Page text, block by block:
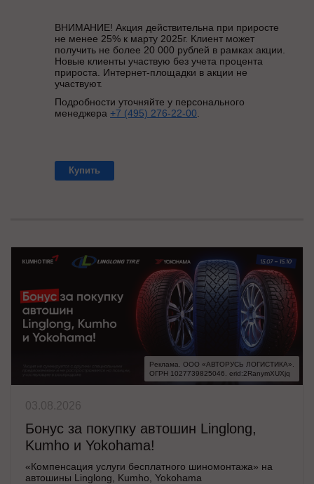
ВНИМАНИЕ! Акция действительна при приросте
не менее 25% к марту 2025г. Клиент может
получить не более 20 000 рублей в рамках акции.
Новые клиенты участвую без учета процента
прироста. Интернет-площадки в акции не
участвуют.
Подробности уточняйте у персонального
менеджера +7 (495) 276-22-00
Купить
Реклама. ООО «АВТОРУСЬ ЛОГИСТИКА».
ОГРН 1027739825046. erid:2RanymXUXjq
03.08.2026
Бонус за покупку автошин Linglong,
Kumho и Yokohama!
«Компенсация услуги бесплатного шиномонтажа» на
автошины Linglong, Kumho, Yokohama